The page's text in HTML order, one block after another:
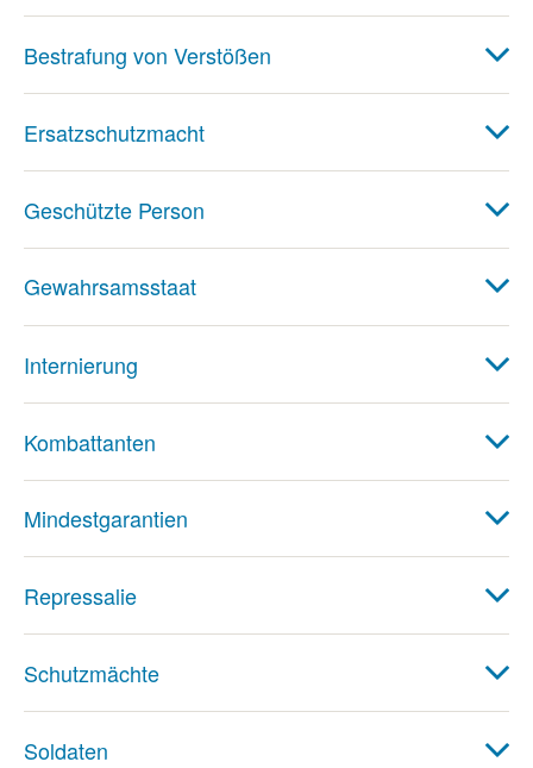
Bestrafung von Verstößen
Ersatzschutzmacht
Geschützte Person
Gewahrsamsstaat
Internierung
Kombattanten
Mindestgarantien
Repressalie
Schutzmächte
Soldaten